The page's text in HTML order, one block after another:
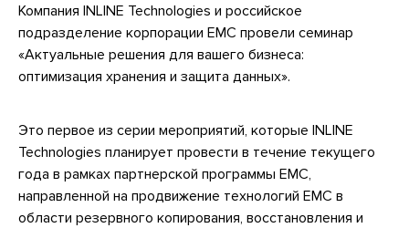
Компания INLINE Technologies и российское
подразделение корпорации EMC провели семинар
«Актуальные решения для вашего бизнеса:
оптимизация хранения и защита данных».
Это первое из серии мероприятий, которые INLINE
Technologies планирует провести в течение текущего
года в рамках партнерской программы EMC,
направленной на продвижение технологий ЕМС в
области резервного копирования, восстановления и